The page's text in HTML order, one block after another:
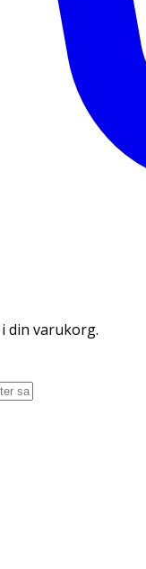
din varukorg.